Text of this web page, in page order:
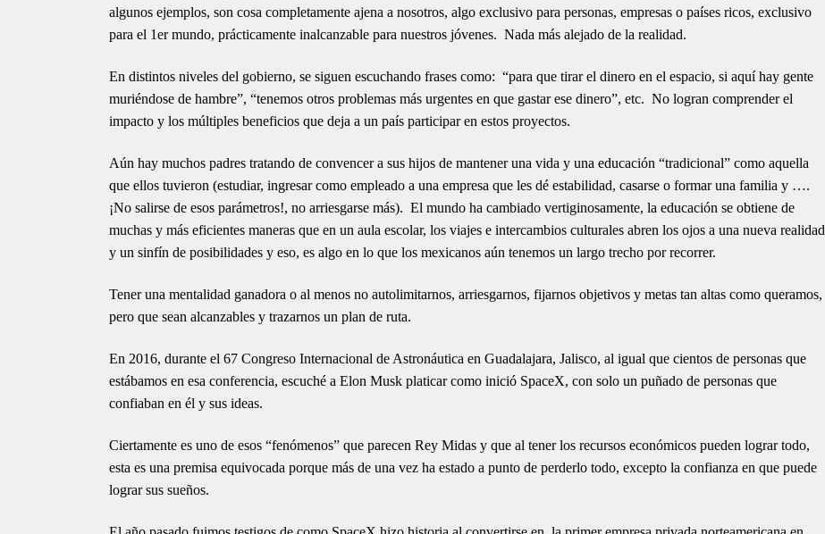
algunos ejemplos, son cosa completamente ajena a nosotros, algo exclusivo para personas, empresas o países ricos, exclusivo
para el 1er mundo, prácticamente inalcanzable para nuestros jóvenes. Nada más alejado de la realidad.
En distintos niveles del gobierno, se siguen escuchando frases como: “para que tirar el dinero en el espacio, si aquí hay gente
muriéndose de hambre”, “tenemos otros problemas más urgentes en que gastar ese dinero”, etc. No logran comprender el
impacto y los múltiples beneficios que deja a un país participar en estos proyectos.
Aún hay muchos padres tratando de convencer a sus hijos de mantener una vida y una educación “tradicional” como aquella
que ellos tuvieron (estudiar, ingresar como empleado a una empresa que les dé estabilidad, casarse o formar una familia y ….
¡No salirse de esos parámetros!, no arriesgarse más). El mundo ha cambiado vertiginosamente, la educación se obtiene de
muchas y más eficientes maneras que en un aula escolar, los viajes e intercambios culturales abren los ojos a una nueva realidad
y un sinfín de posibilidades y eso, es algo en lo que los mexicanos aún tenemos un largo trecho por recorrer.
Tener una mentalidad ganadora o al menos no autolimitarnos, arriesgarnos, fijarnos objetivos y metas tan altas como queramos,
pero que sean alcanzables y trazarnos un plan de ruta.
En 2016, durante el 67 Congreso Internacional de Astronáutica en Guadalajara, Jalisco, al igual que cientos de personas que
estábamos en esa conferencia, escuché a Elon Musk platicar como inició SpaceX, con solo un puñado de personas que
confiaban en él y sus ideas.
Ciertamente es uno de esos “fenómenos” que parecen Rey Midas y que al tener los recursos económicos pueden lograr todo,
esta es una premisa equivocada porque más de una vez ha estado a punto de perderlo todo, excepto la confianza en que puede
lograr sus sueños.